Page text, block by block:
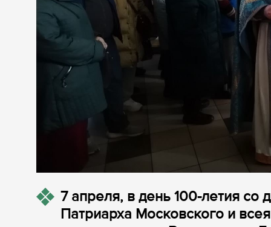
7 апреля, в день 100-летия со
Патриарха Московского и